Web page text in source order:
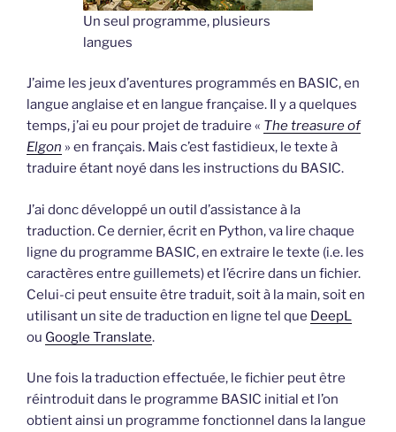
Un seul programme, plusieurs
langues
J’aime les jeux d’aventures programmés en BASIC, en
langue anglaise et en langue française. Il y a quelques
temps, j’ai eu pour projet de traduire « The treasure of
Elgon » en français. Mais c’est fastidieux, le texte à
traduire étant noyé dans les instructions du BASIC.
J’ai donc développé un outil d’assistance à la
traduction. Ce dernier, écrit en Python, va lire chaque
ligne du programme BASIC, en extraire le texte (i.e. les
caractères entre guillemets) et l’écrire dans un fichier.
Celui-ci peut ensuite être traduit, soit à la main, soit en
utilisant un site de traduction en ligne tel que DeepL
ou Google Translate.
Une fois la traduction effectuée, le fichier peut être
réintroduit dans le programme BASIC initial et l’on
obtient ainsi un programme fonctionnel dans la langue